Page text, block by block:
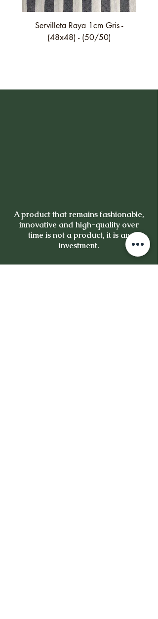
Servilleta Raya 1cm Gris -
(48x48) - (50/50)
A product that remains fashionable,
innovative and high-quality over
time is not a product, it is an
investment.